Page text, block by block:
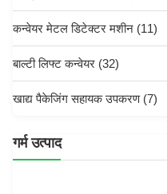
कन्वेयर मेटल डिटेक्टर मशीन (11)
बाल्टी लिफ्ट कन्वेयर (32)
खाद्य पैकेजिंग सहायक उपकरण(7)
गर्म उत्पाद